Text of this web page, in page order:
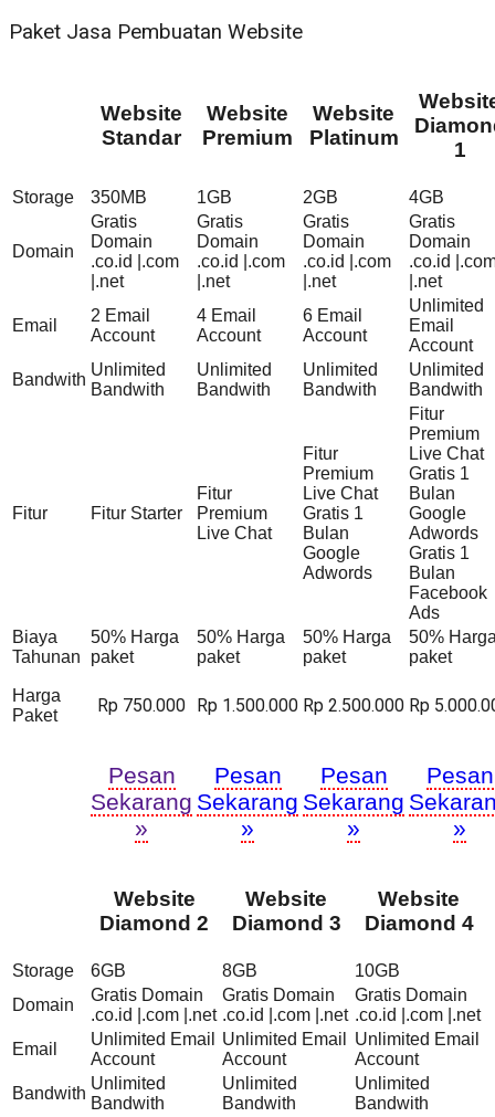
Paket Jasa Pembuatan Website
Website
Standar
Website
Premium
Website
Platinum
1
Storage 350MB 1GB 2GB 4GB
Domain
Gratis
Domain
.co.id |.com
|.net
Gratis
Domain
.co.id |.com
|.net
Gratis
Domain
.co.id |.com
|.net
Gratis
Domain
.co.id
|.net
Email
2 Email
Account
4 Email
Account
6 Email
Account
Unlimited
Email
Account
Bandwith
Unlimited
Bandwith
Unlimited
Bandwith
Unlimited
Bandwith
Unlimited
Bandwith
Fitur Fitur Starter
Fitur
Premium
Live Chat
Fitur
Premium
Live Chat
Gratis 1
Bulan
Google
Adwords
Fitur
Premium
Live Chat
Gratis 1
Bulan
Google
Adwords
Gratis 1
Bulan
Facebook
Ads
Biaya
Tahunan
50% Harga
paket
50% Harga
paket
50% Harga
paket
50%
paket
Harga
Paket
Rp 750.000 Rp 1.500.000 Rp 2.500.000 Rp
Pesan
Sekarang
»
Pesan
Sekarang
»
Pesan
Sekarang
»
Pesan
»
Website
Diamond 2
Website
Diamond 3
Website
Diamond 4
Storage 6GB 8GB
10GB
Domain
Gratis Domain
.co.id |.com |.net
Gratis Domain
.co.id |.com |.net
Gratis Domain
.co.id |.com |.net
Email
Unlimited Email
Account
Unlimited Email
Account
Unlimited Email
Account
Bandwith
Unlimited
Bandwith
Unlimited
Bandwith
Unlimited
Bandwith